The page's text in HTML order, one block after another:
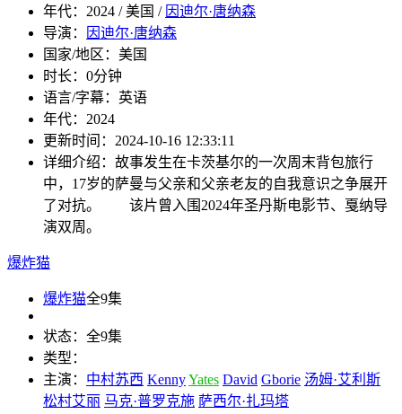
年代： 2024 / 美国 / 因迪尔·唐纳森
导演：
因迪尔·唐纳森
国家/地区： 美国
时长： 0分钟
语言/字幕： 英语
年代： 2024
更新时间： 2024-10-16 12:33:11
详细介绍： 故事发生在卡茨基尔的一次周末背包旅行
中，17岁的萨曼与父亲和父亲老友的自我意识之争展开
了对抗。 该片曾入围2024年圣丹斯电影节、戛纳导
演双周。
爆炸猫
爆炸猫全9集
状态： 全9集
类型：
主演： 中村苏西 KennyYates David Gborie 汤姆·艾利斯
松村艾丽 马克·普罗克施 萨西尔·扎玛塔